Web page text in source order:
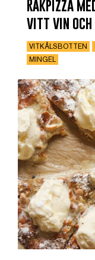
Räkpizza
vitt vin
VITKÅLSBOTTEN
MINGEL